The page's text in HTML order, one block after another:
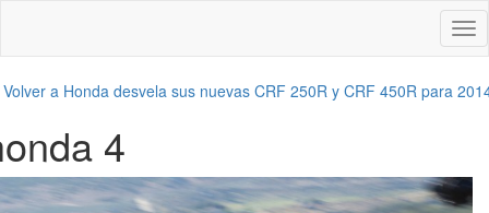
Volver a Honda desvela sus nuevas CRF 250R y CRF 450R para
4